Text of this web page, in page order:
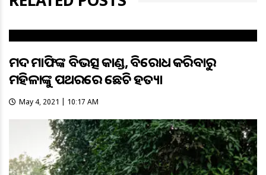
ମଦ ମାଫିଆଙ୍କ ବିଭତ୍ସ କାଣ୍ଡ, ବିରୋଧ କରିବାରୁ
ମହିଳାଙ୍କୁ ପଥରରେ ଛେଚି ହତ୍ୟା
May 4, 2021 | 10:17 AM